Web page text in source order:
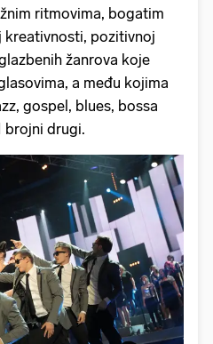
ritmovima, bogatim
kreativnosti, pozitivnoj
žanrova koje
a među kojima
gospel, blues, bossa
brojni drugi.